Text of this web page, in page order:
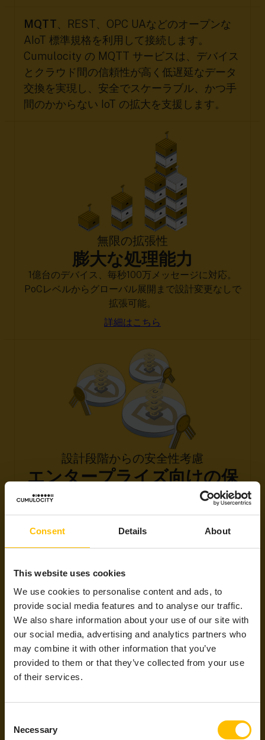
Consent Details About
This website uses cookies
We use cookies to personalise content and ads, to
provide social media features and to analyse our traffic.
We also share information about your use of our site with
our social media, advertising and analytics partners who
may combine it with other information that you’ve
provided to them or that they’ve collected from your use
of their services.
Selection
Necessary
MQTT、REST、OPC UAなどのオープンな
AIoT 標準規格を利用して接続します。
Cumulocity の MQTT サービスは、デバイス
とクラウド間の信頼性が高く低遅延なデータ
交換を実現し、安全でスケーラブル、かつ手
間のかからない IoT の拡大を支援します。
無限の拡張性
膨大な処理能力
1億台のデバイス、毎秒100万メッセージに対応。
PoCレベルからグローバル展開まで設計変更なしで
拡張可能。
詳細はこちら
設計段階からの安全性考慮
エンタープライズ向けの保
デバイスレベルのトピック分離により、データのエ
CumulocityのCRAおよびNIS2への対応状況
詳細はこちら